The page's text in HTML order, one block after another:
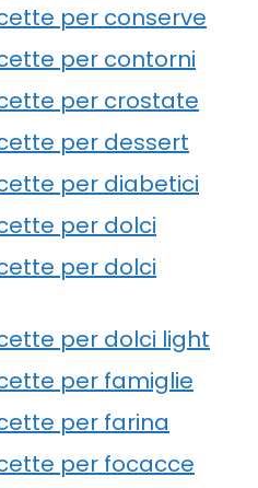
per conserve
per contorni
per crostate
per dessert
per diabetici
per dolci
per dolci
per dolci light
per famiglie
per farina
per focacce